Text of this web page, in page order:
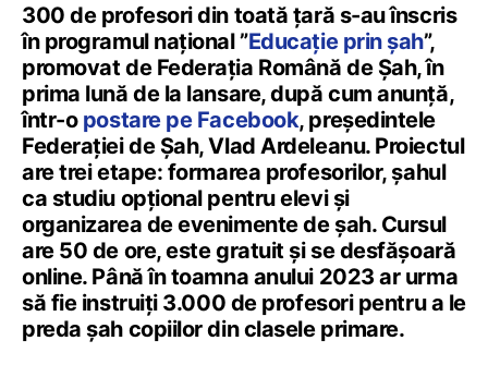
300 de profesori din toată țară s-au înscris
în programul național ”Educație prin șah”,
promovat de Federația Română de Șah, în
prima lună de la lansare, după cum anunță,
într-o postare pe Facebook, președintele
Federației de Șah, Vlad Ardeleanu. Proiectul
are trei etape: formarea profesorilor, șahul
ca studiu opțional pentru elevi și
organizarea de evenimente de șah. Cursul
are 50 de ore, este gratuit și se desfășoară
online. Până în toamna anului 2023 ar urma
să fie instruiți 3.000 de profesori pentru a le
preda șah copiilor din clasele primare.